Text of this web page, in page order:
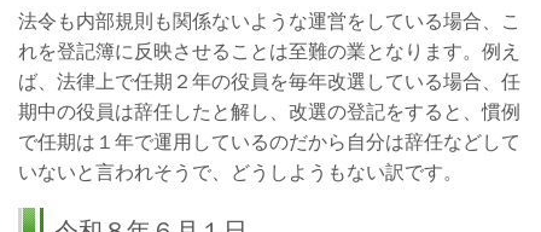
法令も内部規則も関係ないような運営をしている場合、こ
れを登記簿に反映させることは至難の業となります。例え
ば、法律上で任期２年の役員を毎年改選している場合、任
期中の役員は辞任したと解し、改選の登記をすると、慣例
で任期は１年で運用しているのだから自分は辞任などして
いないと言われそうで、どうしようもない訳です。